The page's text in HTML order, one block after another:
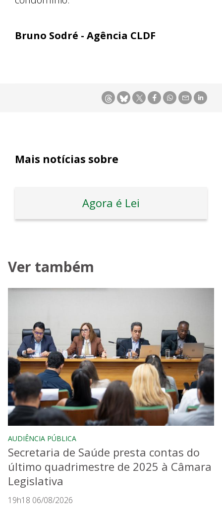
Bruno Sodré - Agência CLDF
Mais notícias sobre
Agora é Lei
Ver também
AUDIÊNCIA PÚBLICA
Secretaria de Saúde presta contas do
último quadrimestre de 2025 à Câmara
Legislativa
19h18 06/08/2026